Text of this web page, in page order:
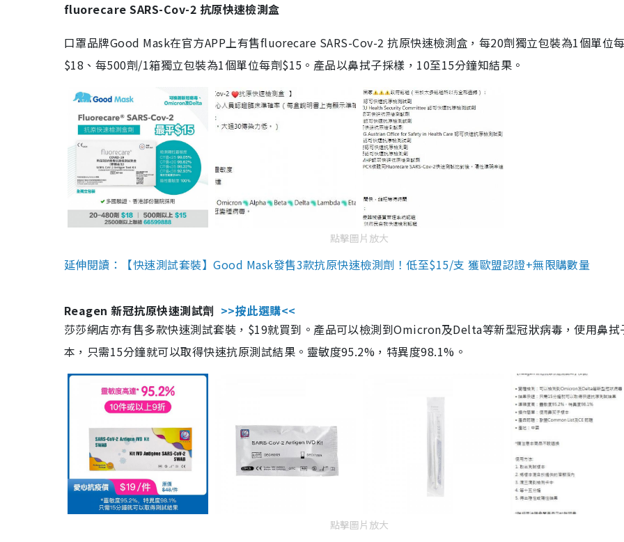
fluorecare SARS-Cov-2 抗原快速檢測盒
口罩品牌Good Mask在官方APP上有售fluorecare SARS-Cov-2 抗原快速檢測盒，每20劑獨立包裝為1個單位
$18、每500劑/1箱獨立包裝為1個單位每劑$15。產品以鼻拭子採樣，10至15分鐘知結果。
點擊圖片放大
延伸閱讀：【快速測試套裝】Good Mask發售3款抗原快速檢測劑！低至$15/支 獲歐盟認證+無限購數量
Reagen 新冠抗原快速測試劑 >>按此選購<<
莎莎網店亦有售多款快速測試套裝，$19就買到。產品可以檢測到Omicron及Delta等新型冠狀病毒，使用鼻拭
本，只需15分鐘就可以取得快速抗原測試結果。靈敏度95.2%，特異度98.1%。
點擊圖片放大